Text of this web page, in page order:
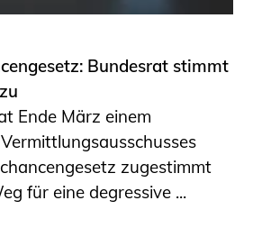
Bundesrat stimmt
Ende März einem
zugestimmt
für eine degressive ...